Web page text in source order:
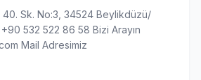
40. Sk. No:3, 34524 Beylikdüzü/
532 522 86 58 Bizi Arayın
Mail Adresimiz